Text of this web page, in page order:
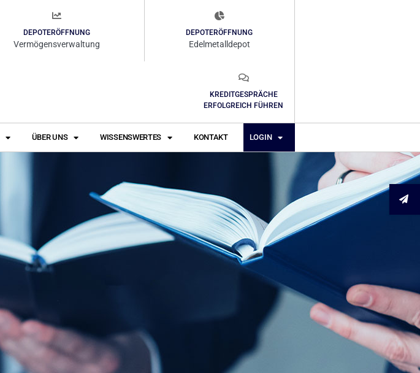
DEPOTERÖFFNUNG
Vermögensverwaltung
DEPOTERÖFFNUNG
Edelmetalldepot
KREDITGESPRÄCHE
ERFOLGREICH FÜHREN
ÜBER UNS WISSENSWERTES KONTAKT LOGIN